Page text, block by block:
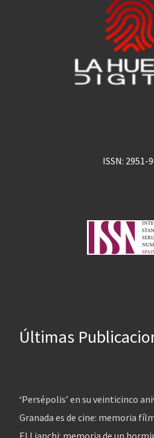
ISSN: 2951-
Últimas
‘Persépolis’ en su veinticinco
Granada es de cine: memoria